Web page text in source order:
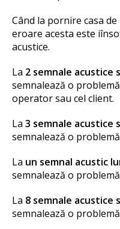
Când la pornire casa
eroare acesta este
acustice.
La 2 semnale
semnalează o
operator sau cel client.
La 3 semnale acustice
semnalează o
La un semnal acustic
semnalează o
La 8 semnale
semnalează o